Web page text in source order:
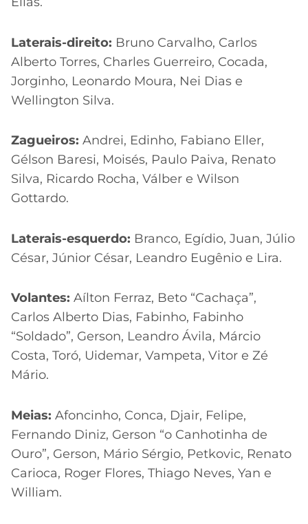
Laterais-direito: Bruno Carvalho, Carlos
Alberto Torres, Charles Guerreiro, Cocada,
Jorginho, Leonardo Moura, Nei Dias e
Wellington Silva.
Zagueiros: Andrei, Edinho, Fabiano Eller,
Gélson Baresi, Moisés, Paulo Paiva, Renato
Silva, Ricardo Rocha, Válber e Wilson
Gottardo.
Laterais-esquerdo: Branco, Egídio, Juan, Júlio
César, Júnior César, Leandro Eugênio e Lira.
Volantes: Aílton Ferraz, Beto “Cachaça”,
Carlos Alberto Dias, Fabinho, Fabinho
“Soldado”, Gerson, Leandro Ávila, Márcio
Costa, Toró, Uidemar, Vampeta, Vitor e Zé
Mário.
Meias: Afoncinho, Conca, Djair, Felipe,
Fernando Diniz, Gerson “o Canhotinha de
Ouro”, Gerson, Mário Sérgio, Petkovic, Renato
Carioca, Roger Flores, Thiago Neves, Yan e
William.